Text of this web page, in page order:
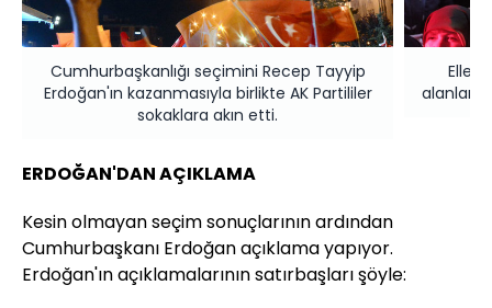
Cumhurbaşkanlığı seçimini Recep Tayyip
Erdoğan'ın kazanmasıyla birlikte AK Partililer
sokaklara akın etti.
alanlara
ERDOĞAN'DAN AÇIKLAMA
Kesin olmayan seçim sonuçlarının ardından
Cumhurbaşkanı Erdoğan açıklama yapıyor.
Erdoğan'ın açıklamalarının satırbaşları şöyle: